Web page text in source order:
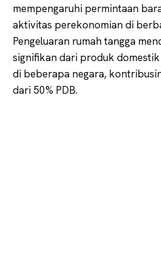
mempengaruhi permintaan
aktivitas perekonomian di
Pengeluaran rumah tangga
signifikan dari produk domestik
di beberapa negara,
dari 50% PDB.